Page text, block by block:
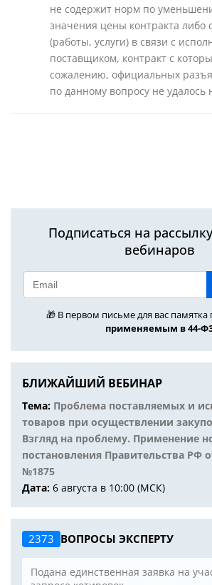
не содержит норм по
значения цены контракта либо
(работы, услуги) в связи с
поставщиком, контракт с
сожалению, официальных
по данному вопросу не удалось
Подписаться на
вебинаров
🎁 В первом письме для вас памятка
применяемым в 44-
БЛИЖАЙШИЙ ВЕБИНАР
Тема: Проблема поставляемых и
товаров при осуществлении
Взгляд на проблему. Применение
постановления Правительства РФ
№1875
Дата: 6 августа в 10:00 (МСК)
2373 ВОПРОСЫ ЭКСПЕРТУ
Подана единственная заявка на